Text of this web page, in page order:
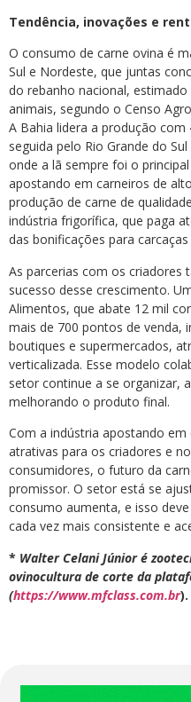
Tendência, inovações e
O consumo de carne ovina é
Sul e Nordeste, que juntas
do rebanho nacional,
animais, segundo o Censo
A Bahia lidera a produção com
seguida pelo Rio Grande do
onde a lã sempre foi o
apostando em carneiros de
produção de carne de
indústria frigorífica, que paga
das bonificações para
As parcerias com os criadores
sucesso desse crescimento.
Alimentos, que abate 12 mil
mais de 700 pontos de venda,
boutiques e supermercados,
verticalizada. Esse modelo
setor continue a se organizar,
melhorando o produto final.
Com a indústria apostando em
atrativas para os criadores e
consumidores, o futuro da
promissor. O setor está se
consumo aumenta, e isso
cada vez mais consistente e
* Walter Celani Júnior é
ovinocultura de corte da
(https://www.mfclass.com.br).